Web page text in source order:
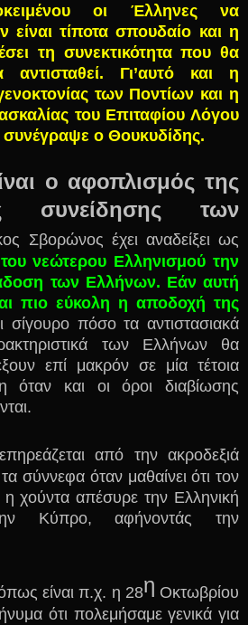
οι Έλληνες να
είναι τίποτα σπουδαίο και η
τη συνεκτικότητα που θα
Γι’αυτό και η
των Ποντίων και η
του Επιταφίου Λόγου
ο Θουκυδίδης.
ο αφοπλισμός της
συνείδησης των
Σβορώνος έχει αναδείξει ως
του νεώτερου Ελληνισμού την
των Ελλήνων. Εάν αυτή
πιο εύκολη η αποδοχή της
σίγουρο πόσο τα αντιστασιακά
των Ελλήνων θα
επί μακρόν σε μία τέτοια
όταν και οι όροι διαβίωσης
από την ακροδεξιά
σύννεφα όταν μαθαίνει ότι τον
χούντα απέσυρε την Ελληνική
Κύπρο, αφήνοντάς την
είναι π.χ. η 28η Οκτωβρίου
ότι πολεμήσαμε γενικά για